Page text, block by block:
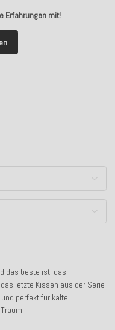
Erfahrungen mit!
das beste ist, das
letzte Kissen aus der Serie
perfekt für kalte